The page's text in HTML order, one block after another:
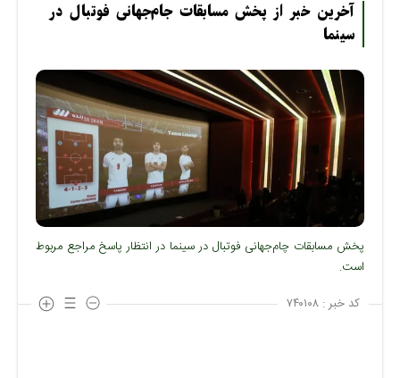
آخرین خبر از پخش مسابقات جام‌جهانی فوتبال در
سینما
پخش مسابقات چام‌جهانی فوتبال در سینما در انتظار پاسخ مراجع مربوط
است.
کد خبر : ۷۴۰۱۰۸